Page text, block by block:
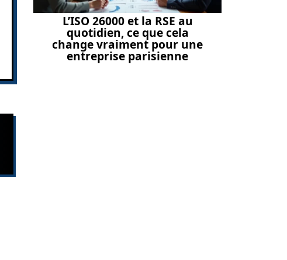
L’ISO 26000 et la RSE au
quotidien, ce que cela
change vraiment pour une
entreprise parisienne